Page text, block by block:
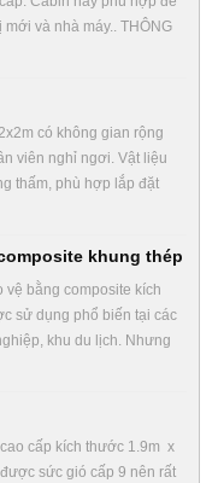
mới và nhà máy.. THÔNG
có không gian rộng
viên nghỉ ngơi. Vật liệu
thấm, phù hợp lắp đặt
khung thép
vệ bằng composite kích
sử dụng phổ biến tại các
khu du lịch. Nhưng
cấp kích thước 1.9m x
sức gió cấp 9 nên rất